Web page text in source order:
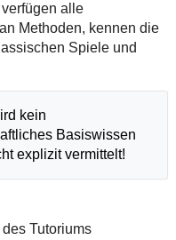
alle
Methoden, kennen die
Spiele und
kein
Basiswissen
explizit vermittelt!
Tutoriums